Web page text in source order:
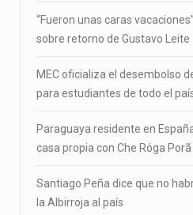
“Fueron unas caras
sobre retorno de Gustavo Leite
MEC oficializa el desembolso
para estudiantes de todo el
Paraguaya residente en
casa propia con Che Róga Porã
Santiago Peña dice que no
la Albirroja al país